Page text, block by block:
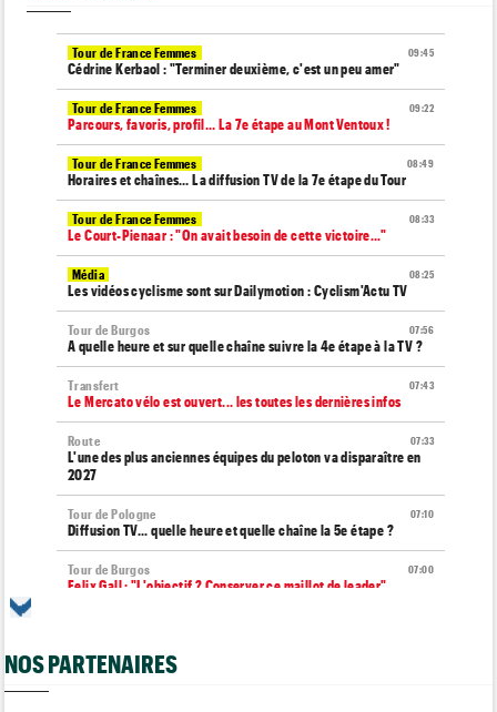
09:45
Tour de France Femmes
Cédrine Kerbaol : "Terminer deuxième, c'est un peu amer"
09:22
Tour de France Femmes
Parcours, favoris, profil… La 7e étape au Mont Ventoux !
08:49
Tour de France Femmes
Horaires et chaînes… La diffusion TV de la 7e étape du Tour
08:33
Tour de France Femmes
Le Court-Pienaar : "On avait besoin de cette victoire..."
08:25
Média
Les vidéos cyclisme sont sur Dailymotion : Cyclism'Actu TV
07:56
Tour de Burgos
A quelle heure et sur quelle chaîne suivre la 4e étape à la TV ?
07:43
Transfert
Le Mercato vélo est ouvert... les toutes les dernières infos
07:33
Route
L'une des plus anciennes équipes du peloton va disparaître en
2027
07:10
Tour de Pologne
Diffusion TV... quelle heure et quelle chaîne la 5e étape ?
07:00
Tour de Burgos
Felix Gall : "L'objectif ? Conserver ce maillot de leader"
NOS PARTENAIRES